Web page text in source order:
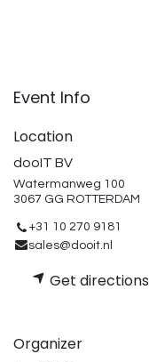
Event Info
Location
dooIT BV
Watermanweg 100
3067 GG ROTTERDAM
+31 10 270 9181
sales@dooit.nl
Get directions
Organizer